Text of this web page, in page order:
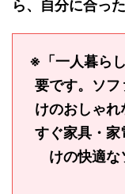
ら、自分に合っ
※「一人暮ら
要です。ソフ
けのおしゃ
すぐ家具・家
けの快適な